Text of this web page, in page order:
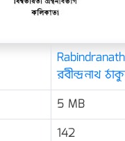
রবীন্দ্রনাথ
5 MB
142